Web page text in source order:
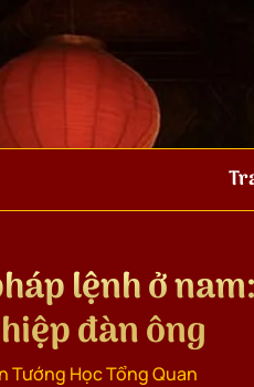
lệnh ở
đàn ông
Tướng Học Tổng Quan